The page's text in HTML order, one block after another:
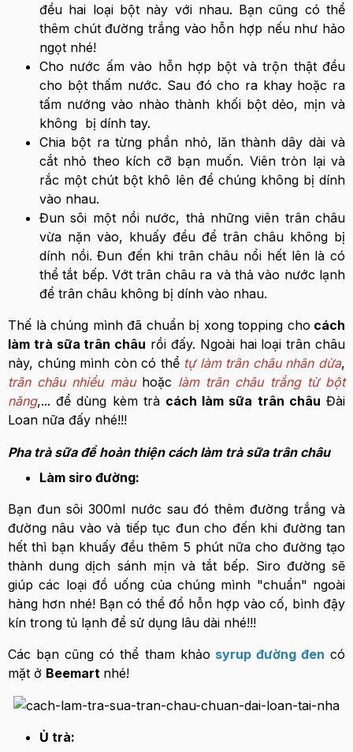
đều hai loại bột này với nhau. Bạn cũng có thể
thêm chút đường trắng vào hỗn hợp nếu như hảo
ngọt nhé!
Cho nước ấm vào hỗn hợp bột và trộn thật đều
cho bột thấm nước. Sau đó cho ra khay hoặc ra
tấm nướng vào nhào thành khối bột dẻo, mịn và
không bị dính tay.
Chia bột ra từng phần nhỏ, lăn thành dây dài và
cắt nhỏ theo kích cỡ bạn muốn. Viên tròn lại và
rắc một chút bột khô lên để chúng không bị dính
vào nhau.
Đun sôi một nồi nước, thả những viên trân châu
vừa nặn vào, khuấy đều để trân châu không bị
dính nồi. Đun đến khi trân châu nổi hết lên là có
thể tắt bếp. Vớt trân châu ra và thả vào nước lạnh
để trân châu không bị dính vào nhau.
Thế là chúng mình đã chuẩn bị xong topping cho cách
làm trà sữa trân châu rồi đấy. Ngoài hai loại trân châu
này, chúng mình còn có thể tự làm trân châu nhân dừa,
trân châu nhiều màuhoặc làm trân châu trắng từ bột
năng,... để dùng kèm trà cách làm sữa trân châu Đài
Loan nữa đấy nhé!!!
Pha trà sữa để hoàn thiện cách làm trà sữa trân châu
Làm siro đường:
Bạn đun sôi 300ml nước sau đó thêm đường trắng và
đường nâu vào và tiếp tục đun cho đến khi đường tan
hết thì bạn khuấy đều thêm 5 phút nữa cho đường tạo
thành dung dịch sánh mịn và tắt bếp. Siro đường sẽ
giúp các loại đồ uống của chúng mình "chuẩn" ngoài
hàng hơn nhé! Bạn có thể đổ hỗn hợp vào cố, bình đậy
kín trong tủ lạnh để sử dụng lâu dài nhé!!!
Các bạn cũng có thể tham khảo syrup đường đen có
mặt ở Beemart nhé!
Ủ trà: